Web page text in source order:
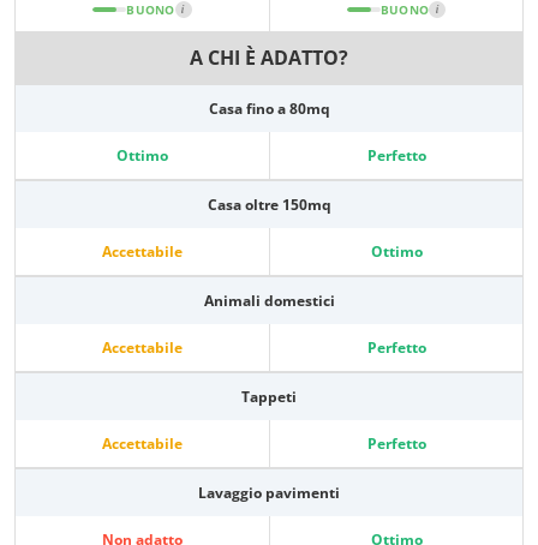
BUONO i BUONO i
A CHI È ADATTO?
Casa fino a 80mq
Ottimo Perfetto
Casa oltre 150mq
Accettabile Ottimo
Animali domestici
Accettabile Perfetto
Tappeti
Accettabile Perfetto
Lavaggio pavimenti
Non adatto Ottimo